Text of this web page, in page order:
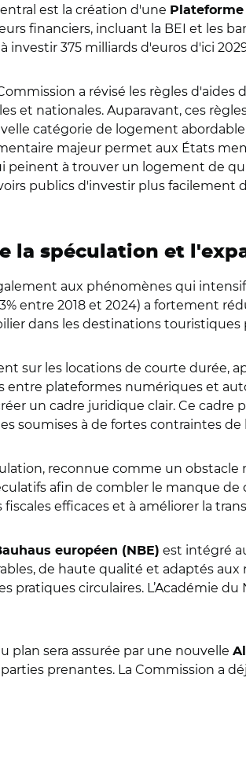
est la création d'une
financiers, incluant la BEI et les
investir 375 milliards d'euros d'ici
a révisé les règles d'aides
et nationales. Auparavant, ces
catégorie de logement
majeur permet aux États
peinent à trouver un logement de
publics d'investir plus facilement
la spéculation et
aux phénomènes qui
entre 2018 et 2024) a fortement
dans les destinations touristiques
sur les locations de courte durée,
entre plateformes numériques et
un cadre juridique clair. Ce
soumises à de fortes contraintes
reconnue comme un obstacle
afin de combler le manque
fiscales efficaces et à améliorer la
européen (NBE) est intégré
de haute qualité et adaptés
pratiques circulaires. L’Académie
plan sera assurée par une nouvelle
prenantes. La Commission a